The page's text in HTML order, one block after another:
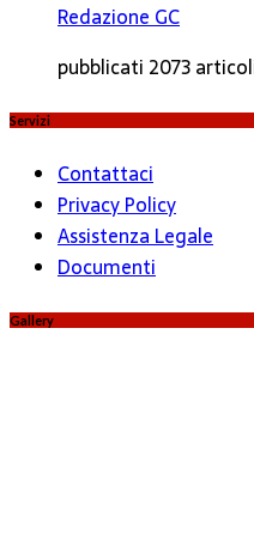
Redazione GC
pubblicati 2073
Servizi
Contattaci
Privacy Policy
Assistenza Legale
Documenti
Gallery